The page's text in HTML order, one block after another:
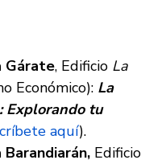
Gárate, Edificio La
Económico): La
Explorando tu
aquí).
Barandiarán, Edificio